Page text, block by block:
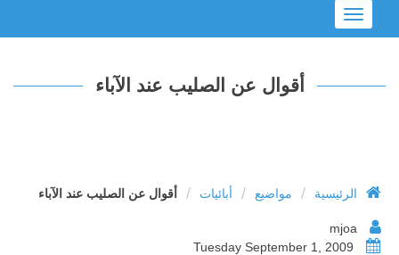
Toggle
navigation
أقوال عن الصليب عند الآباء
الرئيسية / مواضيع / أبائيات / أقوال عن الصليب عند الآباء